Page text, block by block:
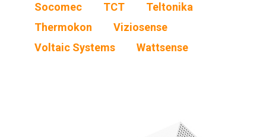
Socomec
TCT
Teltonika
Thermokon
Viziosense
Voltaic Systems
Wattsense